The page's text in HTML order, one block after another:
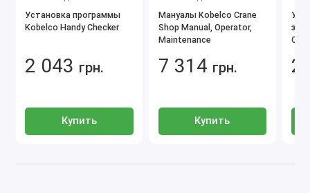
В оговоренное время мастер подключается к
вашему ПК и устанавливает указанную
Вы также можете приобрести
диагностическое
Установка программы
Kobelco Handy Checker
2 043 грн.
Купить
Мануалы Kobelco Crane
Shop Manual, Operator,
Maintenance
7 314 грн.
Купить
2